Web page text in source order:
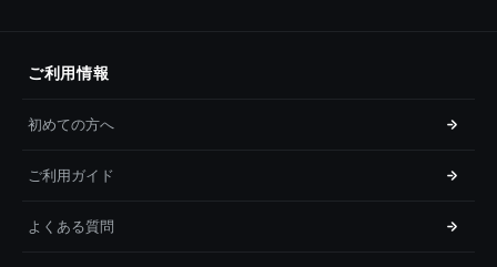
ご利用情報
初めての方へ
ご利用ガイド
よくある質問